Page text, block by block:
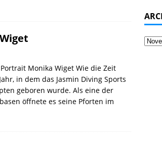
Monika Wiget Wie die Zeit
in dem das Jasmin Diving Sports
geboren wurde. Als eine der
öffnete es seine Pforten im